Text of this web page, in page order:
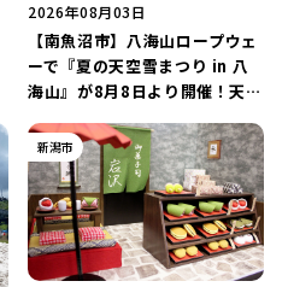
2026年08月03日
【南魚沼市】八海山ロープウェ
ーで『夏の天空雪まつり in 八
海山』が8月8日より開催！天然
デ」が登場♪
新潟市